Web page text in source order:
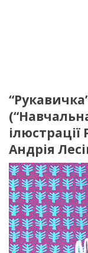
Андрія